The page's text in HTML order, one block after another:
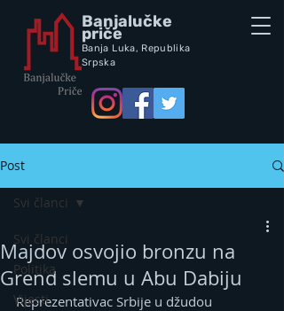
Banjalučke
priče
Banja Luka, Republika
Srpska
Post
Svi članci
Politika
Vijesti
Svi članci
Majdov osvojio bronzu na
Grend slemu u Abu Dabiju
Reprezentativac Srbije u džudou